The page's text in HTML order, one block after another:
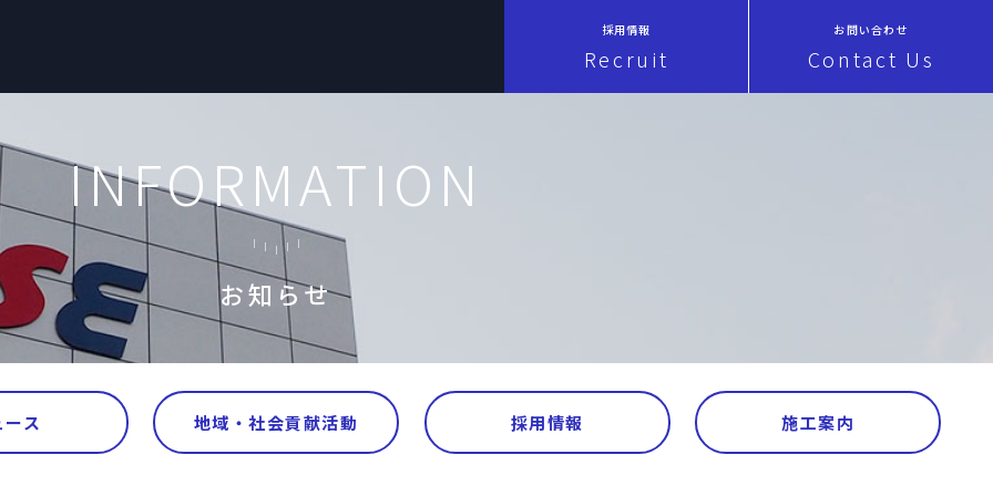
採用情報
Recruit
お問い合わせ
Contact Us
INFORMATION
お知らせ
ス 地域・社会貢献活動 採用情報 施工案内